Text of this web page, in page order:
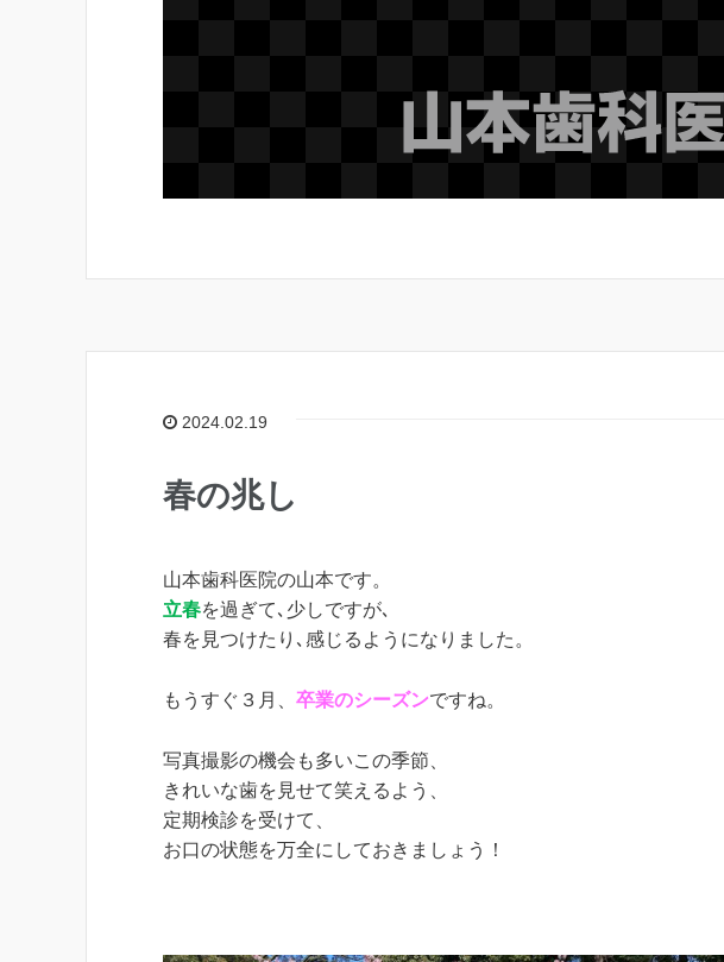
2024.02.19
春の兆し
山本歯科医院の山本です。
立春を過ぎて､少しですが､
春を見つけたり､感じるようになりました。
もうすぐ３月、 卒業のシーズンですね。
写真撮影の機会も多いこの季節、
きれいな歯を見せて笑えるよう、
定期検診を受けて、
お口の状態を万全にしておきましょう！